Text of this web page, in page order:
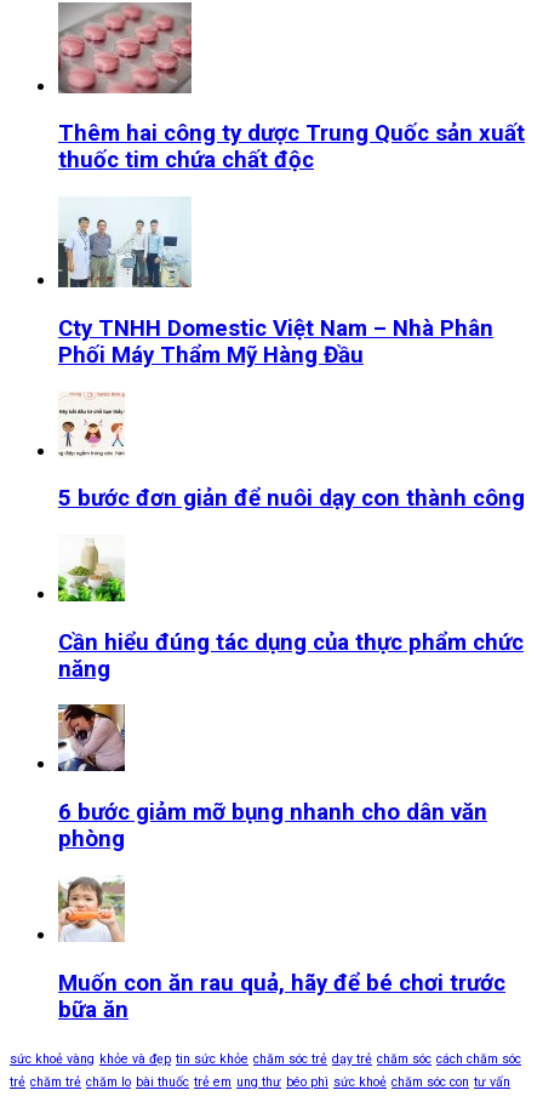
Thêm hai công ty dược Trung Quốc sản xuất
thuốc tim chứa chất độc
Cty TNHH Domestic Việt Nam – Nhà Phân
Phối Máy Thẩm Mỹ Hàng Đầu
5 bước đơn giản để nuôi dạy con thành công
Cần hiểu đúng tác dụng của thực phẩm chức
năng
6 bước giảm mỡ bụng nhanh cho dân văn
phòng
Muốn con ăn rau quả, hãy để bé chơi trước
bữa ăn
sức khoẻ vàng khỏe và đẹp tin sức khỏe chăm sóc trẻ dạy trẻ chăm sóc cách chăm sóc
trẻ chăm trẻ chăm lo bài thuốc trẻ em ung thư béo phì sức khoẻ chăm sóc con tư vấn